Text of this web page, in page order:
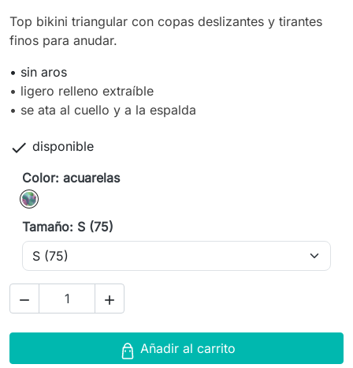
Top bikini triangular con copas deslizantes y tirantes
finos para anudar.
• sin aros
• ligero relleno extraíble
• se ata al cuello y a la espalda
 disponible
Color: acuarelas
acuarelas
Tamaño: S (75)
 
Añadir al carrito